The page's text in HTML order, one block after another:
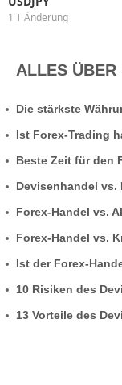
1 T Änderung
ALLES ÜBER
Die stärkste
Ist Forex-Trading
Beste Zeit für den
Devisenhandel vs.
Forex-Handel vs.
Forex-Handel vs.
Ist der Forex-
10 Risiken des
13 Vorteile des